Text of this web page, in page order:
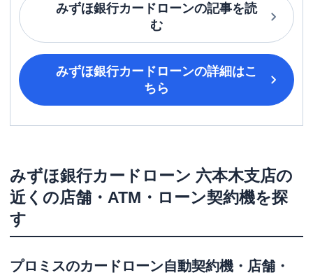
みずほ銀行カードローンの記事を読
む
みずほ銀行カードローンの詳細はこ
ちら
みずほ銀行カードローン 六本木支店の
近くの店舗・ATM・ローン契約機を探
す
プロミスのカードローン自動契約機・店舗・